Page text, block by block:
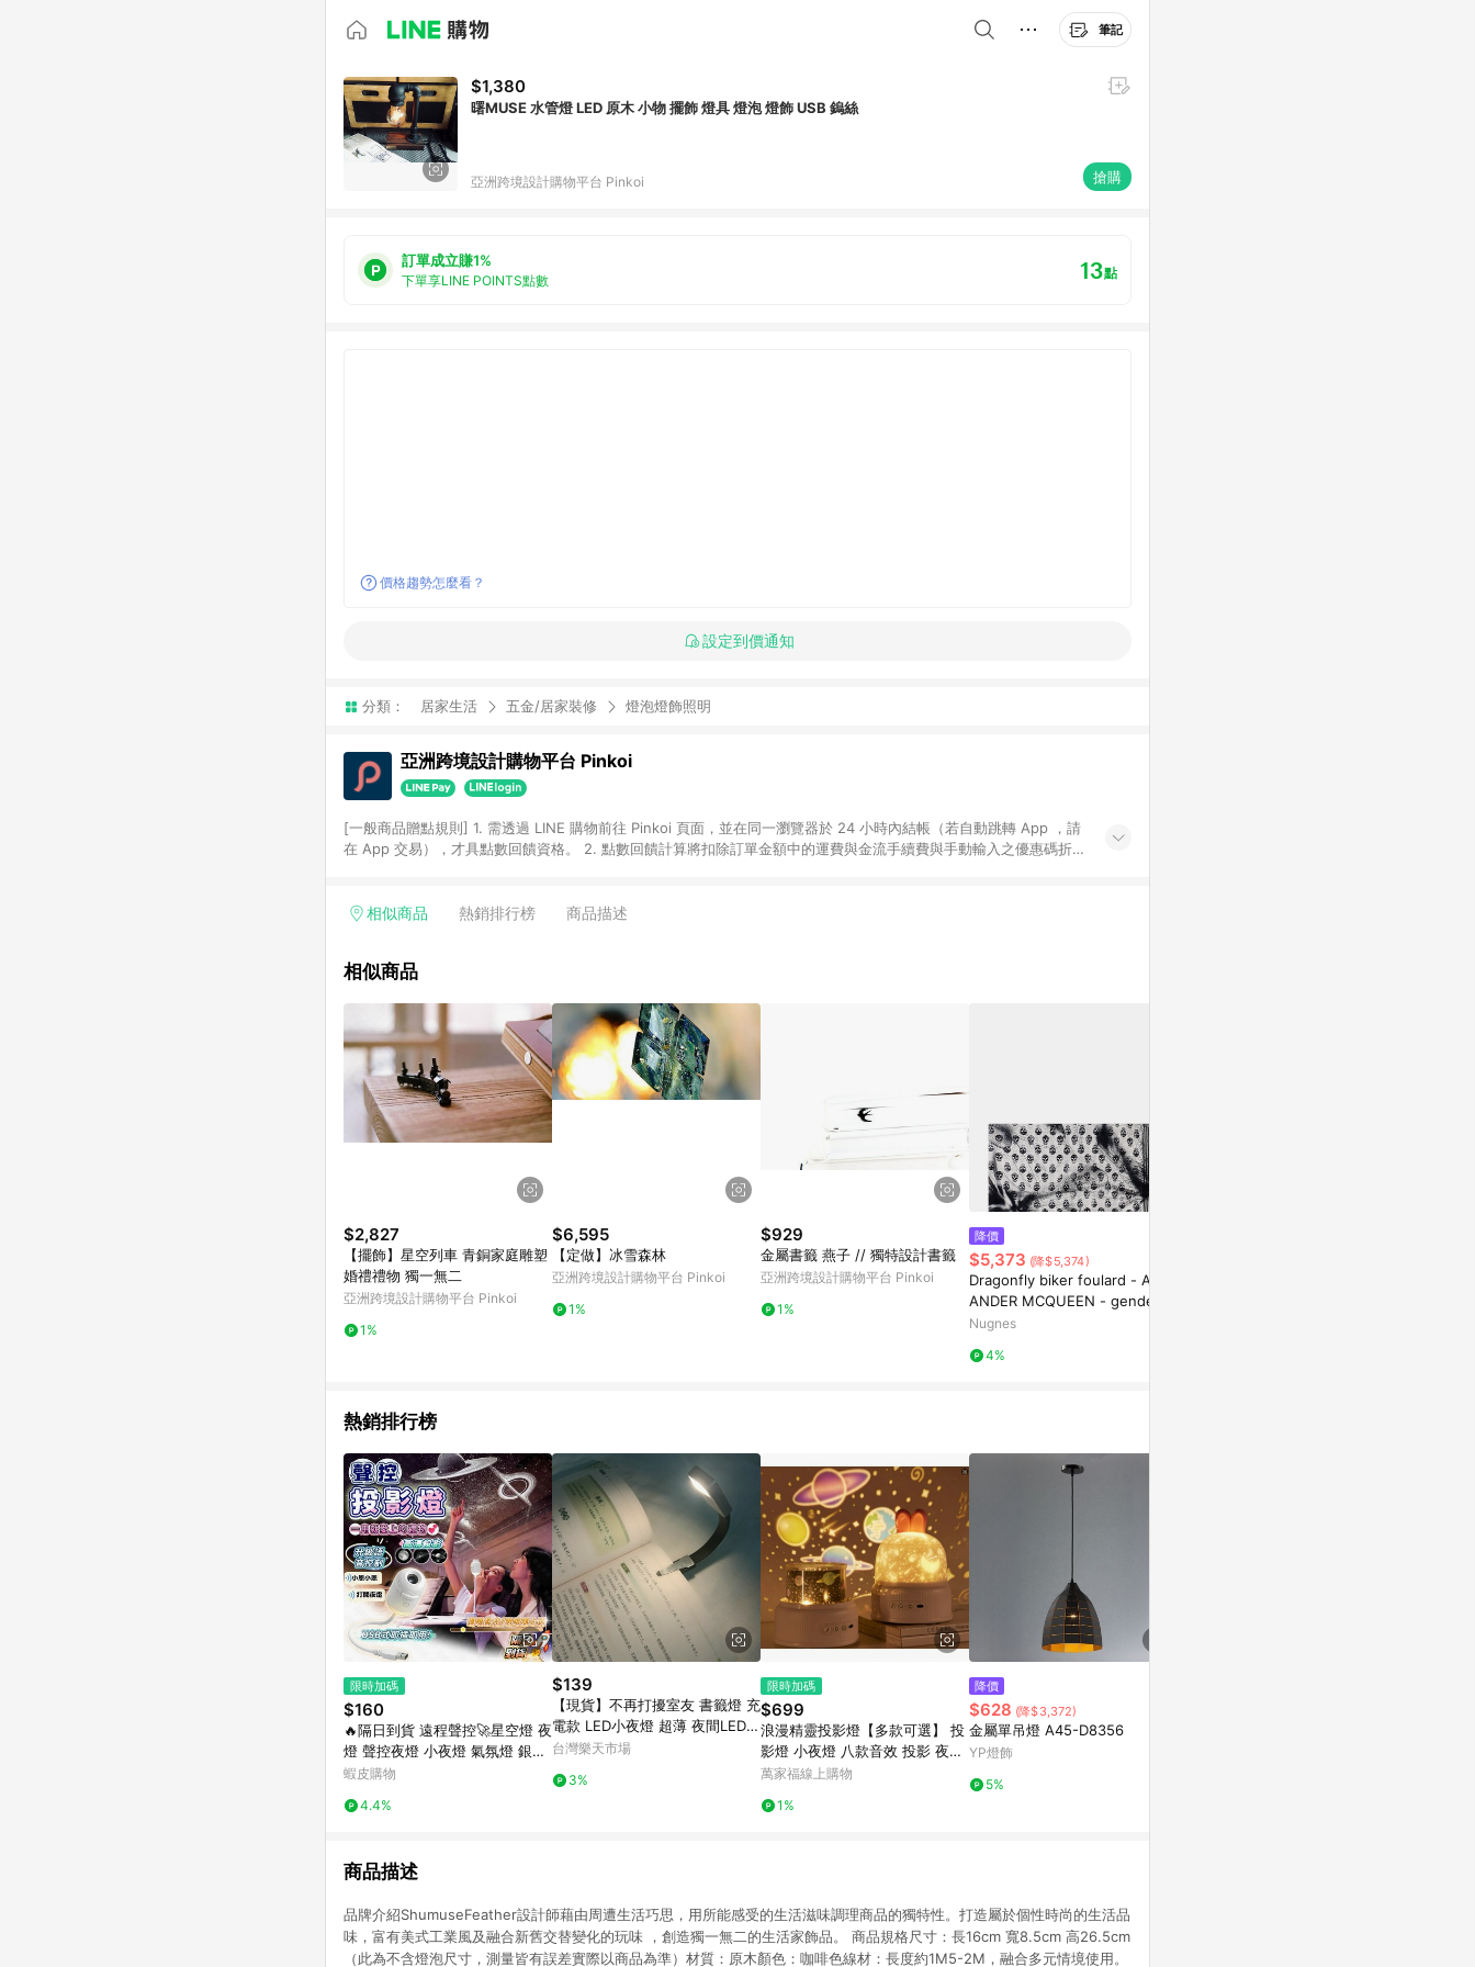
筆記
$1,380
曙MUSE 水管燈 LED 原木 小物 擺飾 燈具 燈泡 燈飾 USB 鎢絲
亞洲跨境設計購物平台 Pinkoi 搶購
訂單成立賺1%
下單享LINE POINTS點數 13點
價格趨勢怎麼看？
設定到價通知
分類： 居家生活 五金/居家裝修 燈泡燈飾照明
亞洲跨境設計購物平台 Pinkoi
[一般商品贈點規則] 1. 需透過 LINE 購物前往 Pinkoi 頁面，並在同一瀏覽器於 24 小時內結帳（若自動跳轉 App ，請
在 App 交易），才具點數回饋資格。 2. 點數回饋計算將扣除訂單金額中的運費與金流手續費與手動輸入之優惠碼折
格，部分退款不在此限。 6. APP 請更新至Android v4.6.0 / iOS v4.1.5 以上才具贈點資格。 7. 點數將於出貨後 45 天
使用規則請以點數紅包活動說明為準。 11. 若於 LINE 購物前往 Pinkoi 頁面後才首次下載 Pinkoi APP 並完成訂單，不
相似商品 熱銷排行榜 商品描述
相似商品
$2,827
【擺飾】星空列車 青銅家庭雕塑
婚禮禮物 獨一無二
亞洲跨境設計購物平台 Pinkoi
1%
$6,595
【定做】冰雪森林
亞洲跨境設計購物平台 Pinkoi
1%
$929
金屬書籤 燕子 // 獨特設計書籤
亞洲跨境設計購物平台 Pinkoi
1%
降價
$5,373 (降$5,374)
Dragonfly biker foulard - ALEX
ANDER MCQUEEN - gender_
Man
Nugnes
4%
熱銷排行榜
限時加碼
$160
🔥隔日到貨 遠程聲控🚀星空燈 夜
燈 聲控夜燈 小夜燈 氣氛燈 銀河
投影燈 星空投影燈 禮物 車載星
蝦皮購物
4.4%
$139
【現貨】不再打擾室友 書籤燈 充
電款 LED小夜燈 超薄 夜間LED
便攜式 便籤燈 夾書燈 讀書燈 交
台灣樂天市場
3%
限時加碼
$699
浪漫精靈投影燈【多款可選】 投
影燈 小夜燈 八款音效 投影 夜燈
禮物 交換禮物 宇宙星空 戀人 生
萬家福線上購物
1%
降價
$628 (降$3,372)
金屬單吊燈 A45-D8356
YP燈飾
5%
商品描述
品牌介紹ShumuseFeather設計師藉由周遭生活巧思，用所能感受的生活滋味調理商品的獨特性。打造屬於個性時尚的生活品
味，富有美式工業風及融合新舊交替變化的玩味 ，創造獨一無二的生活家飾品。 商品規格尺寸：長16cm 寬8.5cm 高26.5cm
（此為不含燈泡尺寸，測量皆有誤差實際以商品為準）材質：原木顏色：咖啡色線材：長度約1M5-2M，融合多元情境使用。